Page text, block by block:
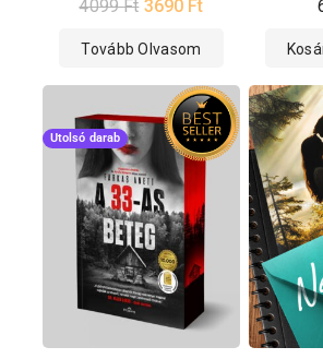
4099Ft 3690 Ft
Tovább Olvasom
Utolsó darab